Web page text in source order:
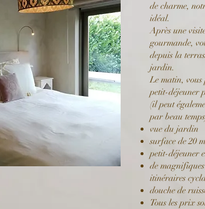
de charme,
idéal.
Après une
gourmande,
depuis la
jardin.
Le matin,
petit-déjeuner
(il peut
par beau
vue du jardin
surface de 20
petit-déjeuner
de
itinéraires
douche de
Tous les prix